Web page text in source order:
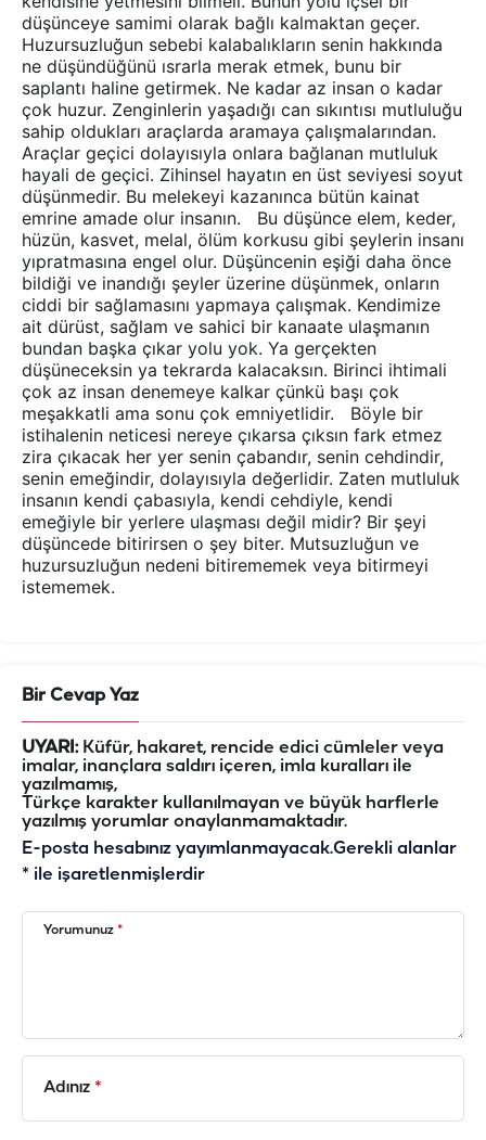
düşünceye samimi olarak bağlı kalmaktan geçer.
Huzursuzluğun sebebi kalabalıkların senin hakkında
ne düşündüğünü ısrarla merak etmek, bunu bir
saplantı haline getirmek. Ne kadar az insan o kadar
çok huzur. Zenginlerin yaşadığı can sıkıntısı mutluluğu
sahip oldukları araçlarda aramaya çalışmalarından.
Araçlar geçici dolayısıyla onlara bağlanan mutluluk
hayali de geçici. Zihinsel hayatın en üst seviyesi soyut
düşünmedir. Bu melekeyi kazanınca bütün kainat
emrine amade olur insanın. Bu düşünce elem, keder,
hüzün, kasvet, melal, ölüm korkusu gibi şeylerin insanı
yıpratmasına engel olur. Düşüncenin eşiği daha önce
bildiği ve inandığı şeyler üzerine düşünmek, onların
ciddi bir sağlamasını yapmaya çalışmak. Kendimize
ait dürüst, sağlam ve sahici bir kanaate ulaşmanın
bundan başka çıkar yolu yok. Ya gerçekten
düşüneceksin ya tekrarda kalacaksın. Birinci ihtimali
çok az insan denemeye kalkar çünkü başı çok
meşakkatli ama sonu çok emniyetlidir. Böyle bir
istihalenin neticesi nereye çıkarsa çıksın fark etmez
zira çıkacak her yer senin çabandır, senin cehdindir,
senin emeğindir, dolayısıyla değerlidir. Zaten mutluluk
insanın kendi çabasıyla, kendi cehdiyle, kendi
emeğiyle bir yerlere ulaşması değil midir? Bir şeyi
düşüncede bitirirsen o şey biter. Mutsuzluğun ve
huzursuzluğun nedeni bitirememek veya bitirmeyi
istememek.
Bir Cevap Yaz
UYARI:Küfür, hakaret, rencide edici cümleler veya
imalar, inançlara saldırı içeren, imla kuralları ile
yazılmamış,
Türkçe karakter kullanılmayan ve büyük harflerle
yazılmış yorumlar onaylanmamaktadır.
E-posta hesabınız yayımlanmayacak.Gerekli alanlar
* ile işaretlenmişlerdir
Yorumunuz *
Adınız *